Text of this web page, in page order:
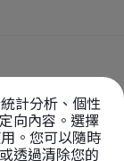
計分析、個性
向內容。選擇
。您可以隨時
透過清除您的